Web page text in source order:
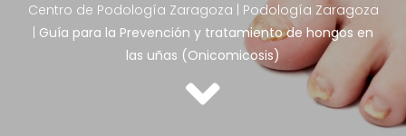
Centro de Podología Zaragoza
Podología Zaragoza
Guía para la Prevención y tratamiento de hongos en
las uñas (Onicomicosis)